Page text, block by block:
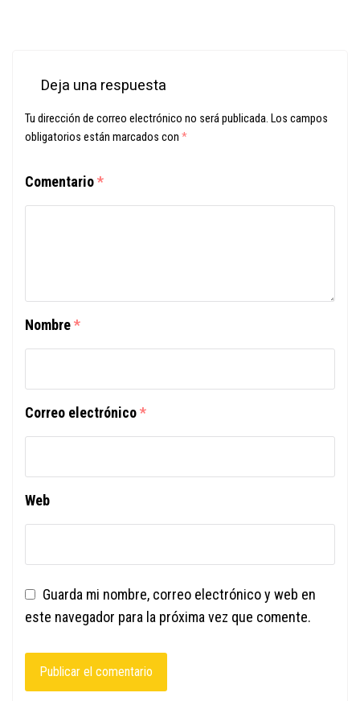
Deja una respuesta
Tu dirección de correo electrónico no será publicada. Los campos
obligatorios están marcados con *
Comentario*
Nombre*
Correo electrónico*
Web
Guarda mi nombre, correo electrónico y web en
este navegador para la próxima vez que comente.